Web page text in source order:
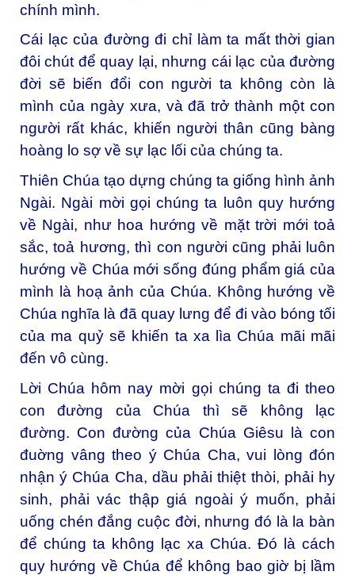
chính mình.
Cái lạc của đường đi chỉ làm ta mất thời gian
đôi chút để quay lại, nhưng cái lạc của đường
đời sẽ biến đổi con người ta không còn là
mình của ngày xưa, và đã trở thành một con
người rất khác, khiến người thân cũng bàng
hoàng lo sợ về sự lạc lối của chúng ta.
Thiên Chúa tạo dựng chúng ta giống hình ảnh
Ngài. Ngài mời gọi chúng ta luôn quy hướng
về Ngài, như hoa hướng về mặt trời mới toả
sắc, toả hương, thì con người cũng phải luôn
hướng về Chúa mới sống đúng phẩm giá của
mình là hoạ ảnh của Chúa. Không hướng về
Chúa nghĩa là đã quay lưng để đi vào bóng tối
của ma quỷ sẽ khiến ta xa lìa Chúa mãi mãi
đến vô cùng.
Lời Chúa hôm nay mời gọi chúng ta đi theo
con đường của Chúa thì sẽ không lạc
đường. Con đường của Chúa Giêsu là con
đuờng vâng theo ý Chúa Cha, vui lòng đón
nhận ý Chúa Cha, dầu phải thiệt thòi, phải hy
sinh, phải vác thập giá ngoài ý muốn, phải
uống chén đắng cuộc đời, nhưng đó là la bàn
để chúng ta không lạc xa Chúa. Đó là cách
quy hướng về Chúa để không bao giờ bị lầm